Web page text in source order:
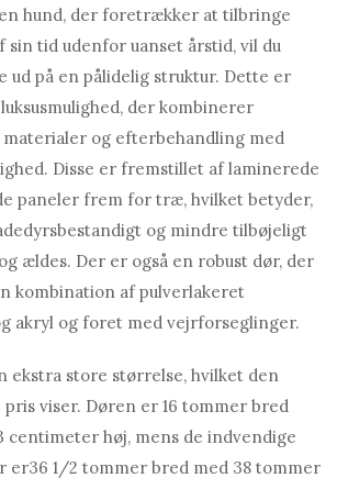
hund, der foretrækker at tilbringe
sin tid udenfor uanset årstid, vil du
ud på en pålidelig struktur. Dette er
der kombinerer
materialer og efterbehandling med
Disse er fremstillet af laminerede
paneler frem for træ, hvilket betyder,
og mindre tilbøjeligt
ældes. Der er også en robust dør, der
kombination af pulverlakeret
akryl og foret med vejrforseglinger.
ekstra store størrelse, hvilket den
viser. Døren er 16 tommer bred
centimeter høj, mens de indvendige
er36 1/2 tommer bred med 38 tommer